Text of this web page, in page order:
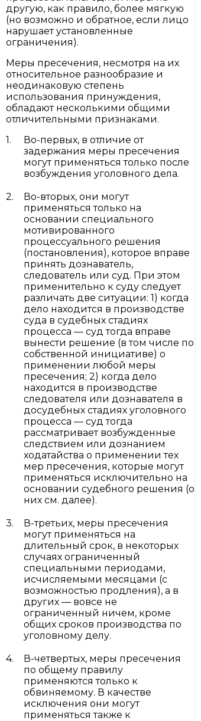
другую, как правило, более мягкую
(но возможно и обратное, если лицо
нарушает установленные
ограничения).
Меры пресечения, несмотря на их
относительное разнообразие и
неодинаковую степень
использования принуждения,
обладают несколькими общими
отличительными признаками.
Во-первых, в отличие от
задержания меры пресечения
могут применяться только после
возбуждения уголовного дела.
Во-вторых, они могут
применяться только на
основании специального
мотивированного
процессуального решения
(постановления), которое вправе
принять дознаватель,
следователь или суд. При этом
применительно к суду следует
различать две ситуации: 1) когда
дело находится в производстве
суда в судебных стадиях
процесса — суд тогда вправе
вынести решение (в том числе по
собственной инициативе) о
применении любой меры
пресечения; 2) когда дело
находится в производстве
следователя или дознавателя в
досудебных стадиях уголовного
процесса — суд тогда
рассматривает возбужденные
следствием или дознанием
ходатайства о применении тех
мер пресечения, которые могут
применяться исключительно на
основании судебного решения (о
них см. далее).
В-третьих, меры пресечения
могут применяться на
длительный срок, в некоторых
случаях ограниченный
специальными периодами,
исчисляемыми месяцами (с
возможностью продления), а в
других — вовсе не
ограниченный ничем, кроме
общих сроков производства по
уголовному делу.
В-четвертых, меры пресечения
по общему правилу
применяются только к
обвиняемому. В качестве
исключения они могут
применяться также к